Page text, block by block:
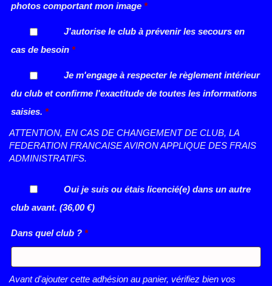
photos comportant mon image *
J'autorise le club à prévenir les secours en
cas de besoin *
Je m'engage à respecter le règlement intérieur
du club et confirme l'exactitude de toutes les informations
saisies. *
ATTENTION, EN CAS DE CHANGEMENT DE CLUB, LA
FEDERATION FRANCAISE AVIRON APPLIQUE DES FRAIS
ADMINISTRATIFS.
Oui je suis ou étais licencié(e) dans un autre
club avant. (36,00 €)
Dans quel club ? *
Avant d'ajouter cette adhésion au panier, vérifiez bien vos